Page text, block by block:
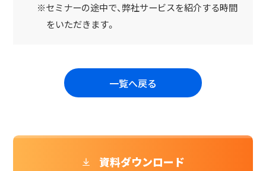
※セミナーの途中で、弊社サービスを紹介する時間
をいただきます。
一覧へ戻る
資料ダウンロード